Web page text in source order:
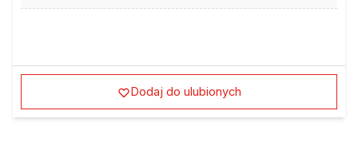
Dodaj do ulubionych